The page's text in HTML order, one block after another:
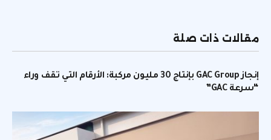
مقالات ذات صلة
إنجاز GAC Group بإنتاج 30 مليون مركبة: الأرقام التي تقف وراء
“سرعة GAC”